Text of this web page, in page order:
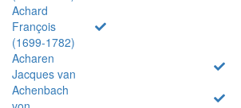
Achard
François
(1699-1782)
Acharen
Jacques van
Achenbach